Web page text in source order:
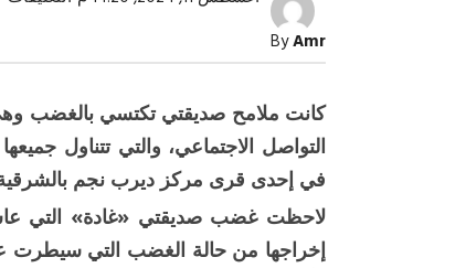
ByAmr
كانت ملامح صديقتي تكتسي بالغضب وهي
التواصل الاجتماعي، والتي تتناول
في إحدى قرى مركز ديرب نجم
لاحظت غضب صديقتي «غادة» التي
إخراجها من حالة الغضب التي سيطرت